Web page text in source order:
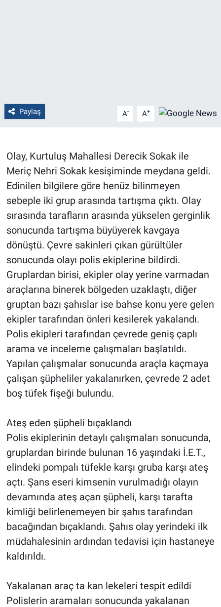
Paylaş A- A+
Olay, Kurtuluş Mahallesi Derecik Sokak ile
Meriç Nehri Sokak kesişiminde meydana geldi.
Edinilen bilgilere göre henüz bilinmeyen
sebeple iki grup arasında tartışma çıktı. Olay
sırasında tarafların arasında yükselen gerginlik
sonucunda tartışma büyüyerek kavgaya
dönüştü. Çevre sakinleri çıkan gürültüler
sonucunda olayı polis ekiplerine bildirdi.
Gruplardan birisi, ekipler olay yerine varmadan
araçlarına binerek bölgeden uzaklaştı, diğer
gruptan bazı şahıslar ise bahse konu yere gelen
ekipler tarafından önleri kesilerek yakalandı.
Polis ekipleri tarafından çevrede geniş çaplı
arama ve inceleme çalışmaları başlatıldı.
Yapılan çalışmalar sonucunda araçla kaçmaya
çalışan şüpheliler yakalanırken, çevrede 2 adet
boş tüfek fişeği bulundu.
Ateş eden şüpheli bıçaklandı
Polis ekiplerinin detaylı çalışmaları sonucunda,
gruplardan birinde bulunan 16 yaşındaki İ.E.T.,
elindeki pompalı tüfekle karşı gruba karşı ateş
açtı. Şans eseri kimsenin vurulmadığı olayın
devamında ateş açan şüpheli, karşı tarafta
kimliği belirlenemeyen bir şahıs tarafından
bacağından bıçaklandı. Şahıs olay yerindeki ilk
müdahalesinin ardından tedavisi için hastaneye
kaldırıldı.
Yakalanan araç ta kan lekeleri tespit edildi
Polislerin aramaları sonucunda yakalanan
Yerel
Bilim ve Teknoloji